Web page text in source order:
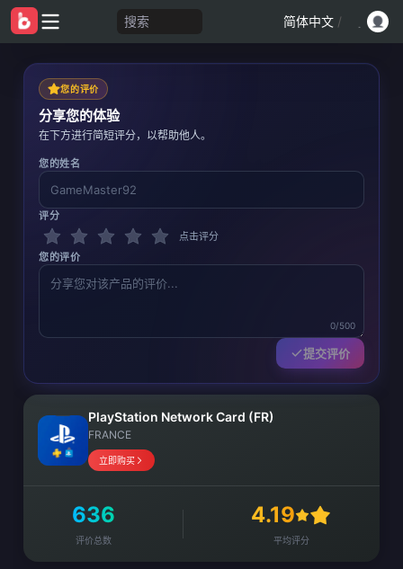
搜索 简体中文 /
您的评价
分享您的体验
在下方进行简短评分，以帮助他人。
您的姓名
评分
点击评分
您的评价
0/500
提交评价
PlayStation Network Card (FR)
FRANCE
立即购买
636
评价总数
4.19
平均评分